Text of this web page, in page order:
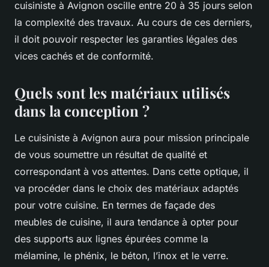
cuisiniste à Avignon oscille entre 20 à 35 jours selon
la complexité des travaux. Au cours de ces derniers,
il doit pouvoir respecter les garanties légales des
vices cachés et de conformité.
Quels sont les matériaux utilisés
dans la conception ?
Le cuisiniste à Avignon aura pour mission principale
de vous soumettre un résultat de qualité et
correspondant à vos attentes. Dans cette optique, il
va procéder dans le choix des matériaux adaptés
pour votre cuisine. En termes de façade des
meubles de cuisine, il aura tendance à opter pour
des supports aux lignes épurées comme la
mélamine, le phénix, le béton, l’inox et le verre.